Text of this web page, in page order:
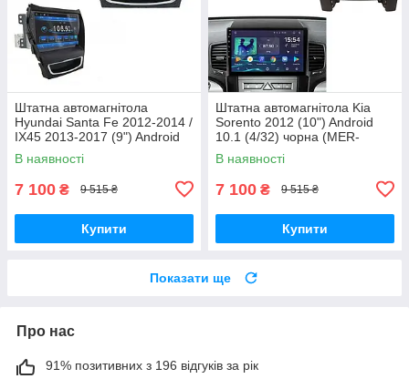
Штатна автомагнітола
Hyundai Santa Fe 2012-2014 /
IX45 2013-2017 (9") Android
10.1 (4/32) (КОРОБКА 1)
чорна (MER-14149_5671)
В наявності
7 100 ₴ 9 515 ₴
Купити
Штатна автомагнітола Kia
Sorento 2012 (10") Android
10.1 (4/32) чорна (MER-
14114_5673)
В наявності
7 100 ₴ 9 515 ₴
Купити
Показати ще
Про нас
91% позитивних з 196 відгуків за рік